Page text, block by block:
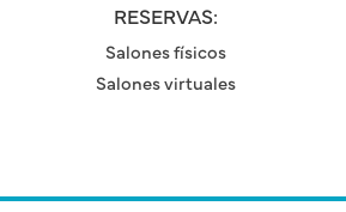
RESERVAS:
Salones físicos
Salones virtuales